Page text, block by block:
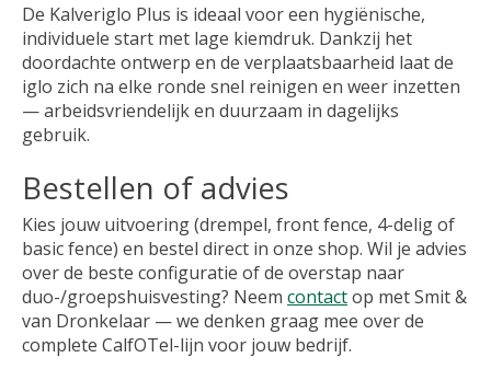
De Kalveriglo Plus is ideaal voor een hygiënische,
individuele start met lage kiemdruk. Dankzij het
doordachte ontwerp en de verplaatsbaarheid laat de
iglo zich na elke ronde snel reinigen en weer inzetten
— arbeidsvriendelijk en duurzaam in dagelijks
gebruik.
Bestellen of advies
Kies jouw uitvoering (drempel, front fence, 4-delig of
basic fence) en bestel direct in onze shop. Wil je advies
over de beste configuratie of de overstap naar
duo-/groepshuisvesting? Neem contactop met Smit &
van Dronkelaar — we denken graag mee over de
complete CalfOTel-lijn voor jouw bedrijf.